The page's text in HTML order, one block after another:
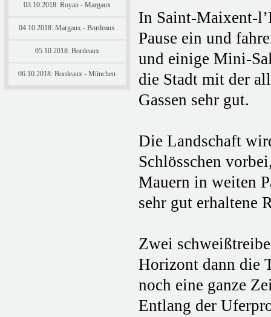
03.10.2018: Royan - Margaux
04.10.2018: Margaux - Bordeaux
05.10.2018: Bordeaux
06.10.2018: Bordeaux - München
In Saint-Maixent-
Pause ein und
und einige Mini-
die Stadt mit der
Gassen sehr gut.
Die Landschaft
Schlösschen
Mauern in weiten
sehr gut erhaltene
Zwei
Horizont dann die
noch eine ganze
Entlang der